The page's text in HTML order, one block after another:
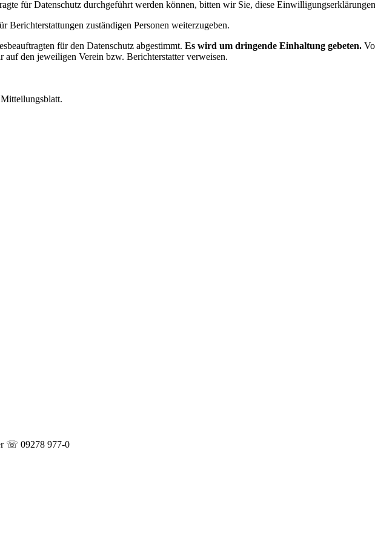
für Datenschutz durchgeführt werden können, bitten wir Sie, diese
zuständigen Personen weiterzugeben.
für den Datenschutz abgestimmt. Es wird um dringende Einhaltung gebeten.
den jeweiligen Verein bzw. Berichterstatter verweisen.
☏ 09278 977-0